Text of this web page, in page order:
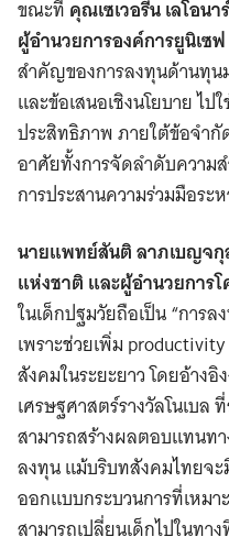
ขณะที่ คุณเซเวอรีน เลโอน
ผู้อำนวยการองค์การยูนิเซ
สำคัญของการลงทุนด้านทุน
และข้อเสนอเชิงนโยบาย ไ
ประสิทธิภาพ ภายใต้ข้อจำ
อาศัยทั้งการจัดลำดับความ
การประสานความร่วมมือระ
นายแพทย์สันติ ลาภเบญจกุ
แห่งชาติ และผู้อำนวยการโ
ในเด็กปฐมวัยถือเป็น “การ
เพราะช่วยเพิ่ม
สังคมในระยะยาว โดยอ้างอิ
เศรษฐศาสตร์รางวัลโนเบล
สามารถสร้างผลตอบแทนทา
ลงทุน แม้บริบทสังคมไทยจ
ออกแบบกระบวนการที่เหม
สามารถเปลี่ยนเด็กไปในทา